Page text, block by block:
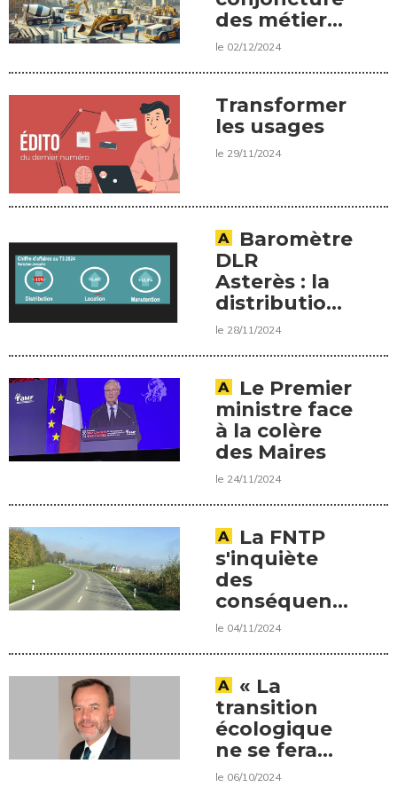
des métiers
de la
réparation
de matériels
en 2025 ?
le 02/12/2024
Transformer
les usages
le 29/11/2024
Baromètre
DLR
Asterès : la
distribution
décroche au
le 28/11/2024
Le Premier
ministre face
à la colère
des Maires
le 24/11/2024
La FNTP
s'inquiète
des
conséquences
d'un budget
le 04/11/2024
« La
transition
écologique
ne se fera
pas sans
le 06/10/2024